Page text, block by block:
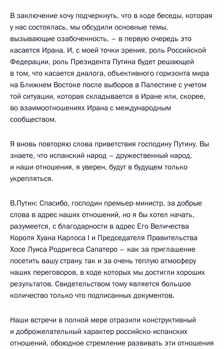
В заключение хочу подчеркнуть, что в ходе беседы, которая
у нас состоялась, мы обсудили основные темы,
вызывающие озабоченность, – в первую очередь это
касается Ирана. И, с моей точки зрения, роль Российской
Федерации, роль Президента Путина будет решающей
в том, что касается диалога, объективного горизонта мира
на Ближнем Востоке после выборов в Палестине с учетом
той ситуации, которая складывается в Иране или, скорее,
во взаимоотношениях Ирана с международным
сообществом.
Я вновь повторяю слова приветствия господину Путину. Вы
знаете, что испанский народ – дружественный народ,
и наши отношения, я уверен, будут в будущем только
укрепляться.
В.Путин: Спасибо, господин премьер-министр, за добрые
слова в адрес наших отношений, но я бы хотел начать,
разумеется, с благодарности в адрес Его Величества
Короля Хуана Карлоса I и Председателя Правительства
Хосе Луиса Родригеса Сапатеро – как за приглашение
посетить вашу страну, так и за очень теплую атмосферу
наших переговоров, в ходе которых мы достигли хороших
результатов. Свидетельством тому является большое
количество только что подписанных документов.
Наши встречи в полной мере отразили конструктивный
и доброжелательный характер российско-испанских
отношений, обоюдное стремление развивать эти отношения